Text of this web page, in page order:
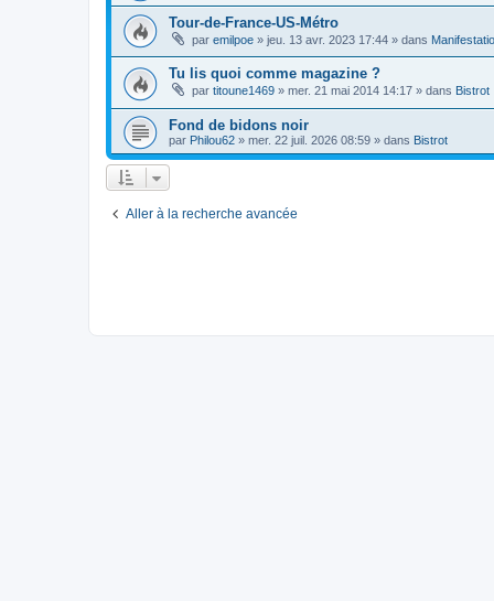
Tour-de-France-US-Métro
par emilpoe » jeu. 13 avr. 2023 17:44 » dans
Tu lis quoi comme magazine ?
par titoune1469 » mer. 21 mai 2014 14:17 » dans Bistrot
Fond de bidons noir
par Philou62 » mer. 22 juil. 2026 08:59 » dans Bistrot
Aller à la recherche avancée